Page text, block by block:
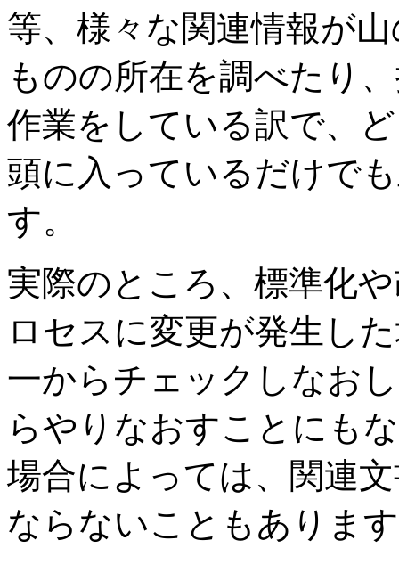
等、様々な関連情報が
ものの所在を調べたり
作業をしている訳で、
頭に入っているだけで
す。
実際のところ、標準化
ロセスに変更が発生し
一からチェックしなお
らやりなおすことにも
場合によっては、関連
ならないこともありま